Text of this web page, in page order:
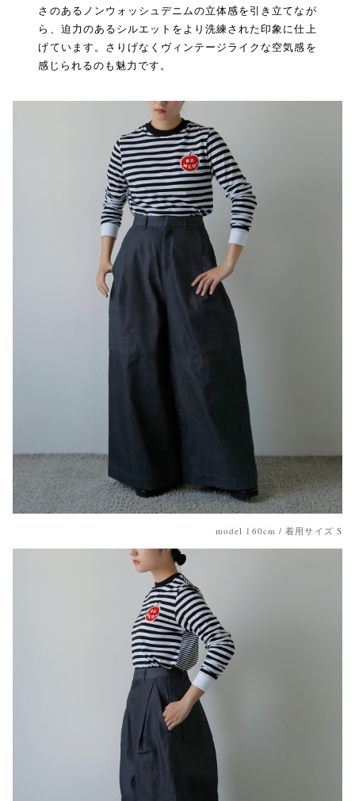
さのあるノンウォッシュデニムの立体感を引き立てなが
ら、迫力のあるシルエットをより洗練された印象に仕上
げています。さりげなくヴィンテージライクな空気感を
感じられるのも魅力です。
model 160cm / 着用サイズ S